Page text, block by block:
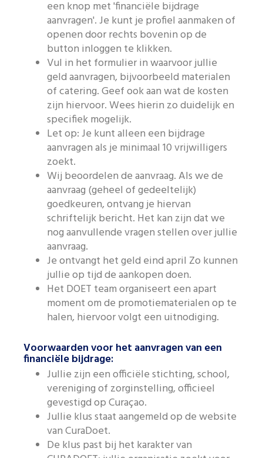
een knop met 'financiële bijdrage
aanvragen'. Je kunt je profiel aanmaken of
openen door rechts bovenin op de
button inloggen te klikken.
Vul in het formulier in waarvoor jullie
geld aanvragen, bijvoorbeeld materialen
of catering. Geef ook aan wat de kosten
zijn hiervoor. Wees hierin zo duidelijk en
specifiek mogelijk.
Let op: Je kunt alleen een bijdrage
aanvragen als je minimaal 10 vrijwilligers
zoekt.
Wij beoordelen de aanvraag. Als we de
aanvraag (geheel of gedeeltelijk)
goedkeuren, ontvang je hiervan
schriftelijk bericht. Het kan zijn dat we
nog aanvullende vragen stellen over jullie
aanvraag.
Je ontvangt het geld eind april Zo kunnen
jullie op tijd de aankopen doen.
Het DOET team organiseert een apart
moment om de promotiematerialen op te
halen, hiervoor volgt een uitnodiging.
Voorwaarden voor het aanvragen van een
financiële bijdrage:
Jullie zijn een officiële stichting, school,
vereniging of zorginstelling, officieel
gevestigd op Curaçao.
Jullie klus staat aangemeld op de website
van CuraDoet.
De klus past bij het karakter van